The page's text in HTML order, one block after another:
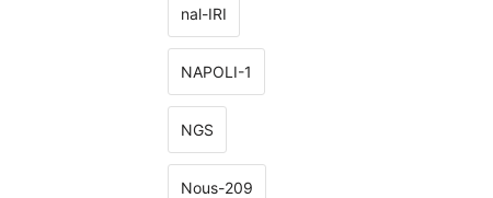
nal-IRI
NAPOLI-1
NGS
Nous-209